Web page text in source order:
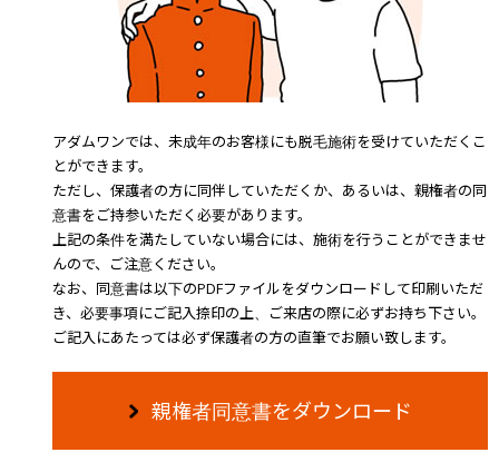
アダムワンでは、未成年のお客様にも脱毛施術を受けていただくこ
とができます。
ただし、保護者の方に同伴していただくか、あるいは、親権者の同
意書をご持参いただく必要があります。
上記の条件を満たしていない場合には、施術を行うことができませ
んので、ご注意ください。
なお、同意書は以下のPDFファイルをダウンロードして印刷いただ
き、必要事項にご記入捺印の上、ご来店の際に必ずお持ち下さい。
ご記入にあたっては必ず保護者の方の直筆でお願い致します。
親権者同意書をダウンロード